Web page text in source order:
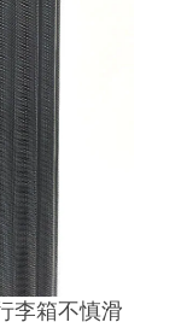
李箱不慎滑